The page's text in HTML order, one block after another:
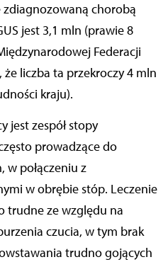
zdiagnozowaną chorobą
jest 3,1 mln (prawie 8
Federacji
liczba ta przekroczy 4 mln
kraju).
jest zespół stopy
prowadzące do
w połączeniu z
w obrębie stóp. Leczenie
trudne ze względu na
czucia, w tym brak
trudno gojących